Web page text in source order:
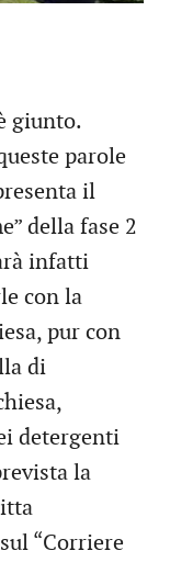
giunto.
parole
il
della fase 2
infatti
con la
pur con
di
detergenti
la
“Corriere